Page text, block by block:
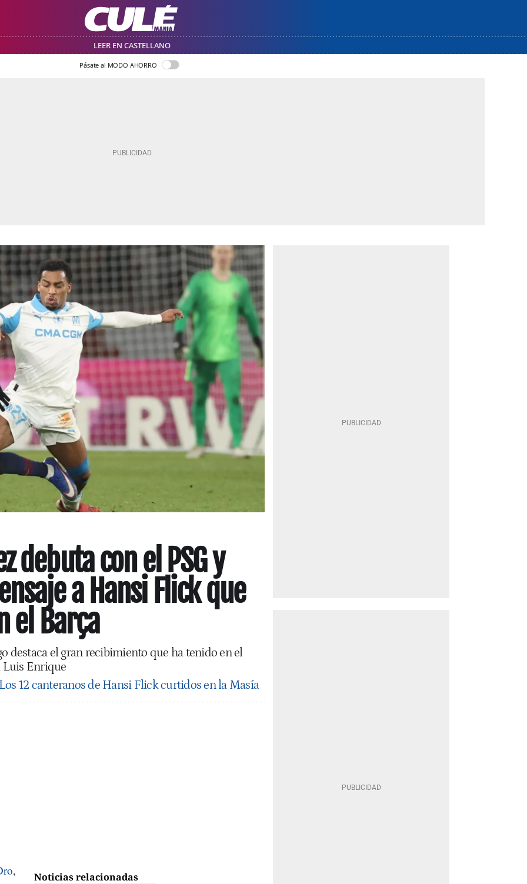
LEER EN CASTELLANO
Pásate al MODO AHORRO
debuta con el PSG y
a Hansi Flick que
el Barça
destaca el gran recibimiento que ha tenido en el
Luis Enrique
12 canteranos de Hansi Flick curtidos en la Masía
Noticias relacionadas
,